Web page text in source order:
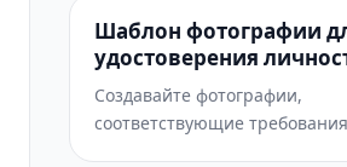
Шаблон фотографии
удостоверения
Создавайте фотографии,
соответствующие